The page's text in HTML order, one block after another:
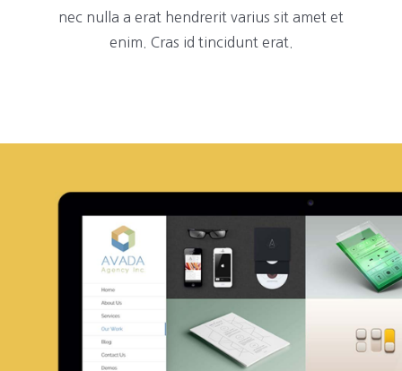
nec nulla a erat hendrerit varius sit amet et
enim. Cras id tincidunt erat.